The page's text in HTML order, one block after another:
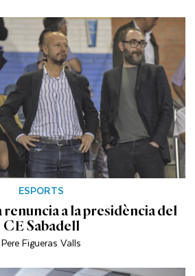
ESPORTS
renuncia a la presidència del
CE Sabadell
Pere Figueras Valls